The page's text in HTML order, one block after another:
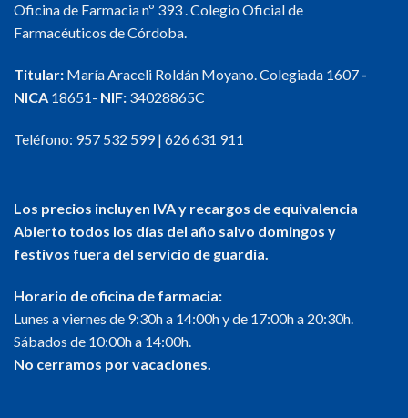
Oficina de Farmacia nº 393 . Colegio Oficial de
Farmacéuticos de Córdoba.
Titular: María Araceli Roldán Moyano. Colegiada 1607 -
NICA 18651- NIF: 34028865C
Teléfono: 957 532 599| 626 631 911
Los precios incluyen IVA y recargos de equivalencia
Abierto todos los días del año salvo domingos y
festivos fuera del servicio de guardia.
Horario de oficina de farmacia:
Lunes a viernes de 9:30h a 14:00h y de 17:00h a 20:30h.
Sábados de 10:00h a 14:00h.
No cerramos por vacaciones.